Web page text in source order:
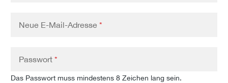
Neue E-Mail-Adresse *
Passwort *
Das Passwort muss mindestens 8 Zeichen lang sein.